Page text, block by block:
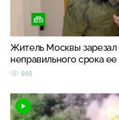
Житель Москвы зарезал
неправильного срока
965